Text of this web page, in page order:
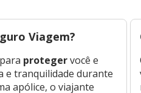
Viagem?
protegervocê e
e tranquilidade durante
apólice, o viajante